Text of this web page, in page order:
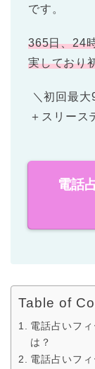
です。
365日、24
実しており
＼初回最
＋スリース
電話
Table of
電話占いフ
は？
電話占いフ